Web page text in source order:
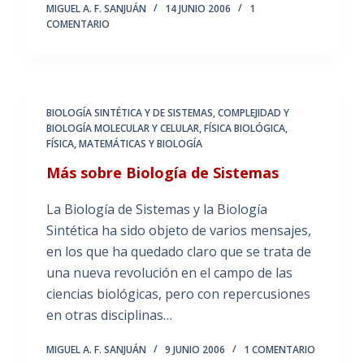
MIGUEL A. F. SANJUÁN 14 JUNIO 2006
1
COMENTARIO
BIOLOGÍA SINTÉTICA Y DE SISTEMAS,COMPLEJIDAD Y
BIOLOGÍA MOLECULAR Y CELULAR,FÍSICA BIOLÓGICA,
FÍSICA, MATEMÁTICAS Y BIOLOGÍA
Más sobre Biología de Sistemas
La Biología de Sistemas y la Biología
Sintética ha sido objeto de varios mensajes,
en los que ha quedado claro que se trata de
una nueva revolución en el campo de las
ciencias biológicas, pero con repercusiones
en otras disciplinas…
MIGUEL A. F. SANJUÁN 9 JUNIO 2006 1 COMENTARIO